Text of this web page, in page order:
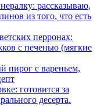
рассказываю,
из того, что есть
перронах:
с печенью (мягкие
пирог с вареньем,
готовится за
десерта.